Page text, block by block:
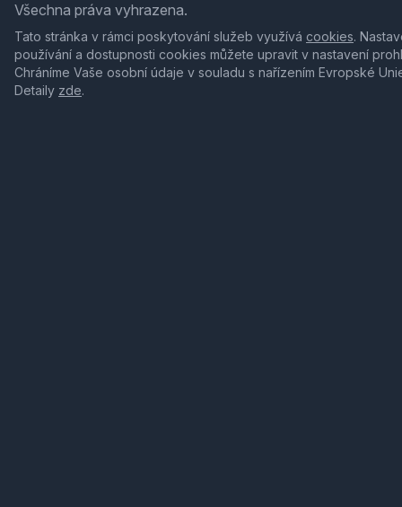
Všechna práva vyhrazena.
Tato stránka v rámci poskytování služeb využívá cookies.
používání a dostupnosti cookies můžete upravit v nastavení
Chráníme Vaše osobní údaje v souladu s nařízením Evropské
Detaily zde.